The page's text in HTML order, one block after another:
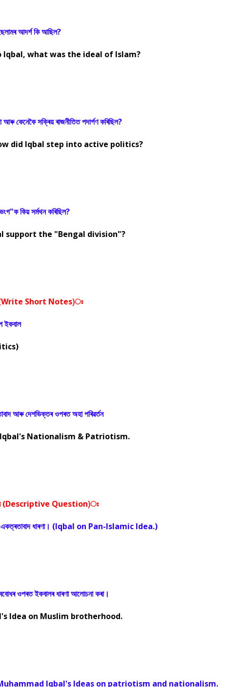
আদৰ্শ কি আছিল?
Iqbal, what was the ideal of Islam?
কেনেকৈ সক্ৰিয় ৰাজনীতিত পদাৰ্পণ কৰিছিল?
did Iqbal step into active politics?
কিয় সৰ্মথন কৰিছিল?
support the "Bengal division"?
(Write Short Notes)ঃ
ইকবাল
আৰু দেশভিক্তৰ ওপৰত অহা পৰিৱৰ্তন
Nationalism & Patriotism.
(Descriptive Question)ঃ
একত্ৰতাবাদ ধাৰণা। (Iqbal on Pan-Islamic Idea.)
ওপৰত ইকবালৰ ধাৰণা আলোচনা কৰা।
Idea on Muslim brotherhood.
Iqbal's Ideas on patriotism and nationalism.